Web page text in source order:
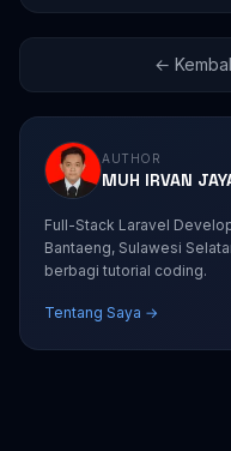
←
AUTHOR
MUH IRVAN
Full-Stack Laravel
Bantaeng, Sulawesi
berbagi tutorial coding.
Tentang Saya →